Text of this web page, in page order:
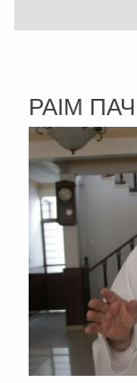
РАІМ